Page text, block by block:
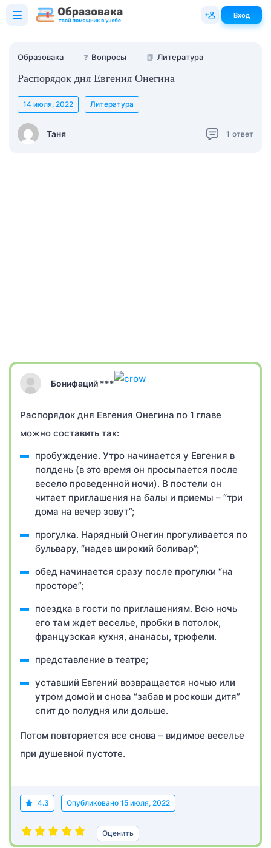
Образовака ❓ Вопросы 📗 Литература
Распорядок дня Евгения Онегина
Таня
14 июля, 2022 Литература
1 ответ
Бонифаций ***
Распорядок дня Евгения Онегина по 1 главе
можно составить так:
пробуждение. Утро начинается у Евгения в
полдень (в это время он просыпается после
весело проведенной ночи). В постели он
читает приглашения на балы и приемы – “три
дома на вечер зовут”;
прогулка. Нарядный Онегин прогуливается по
бульвару, “надев широкий боливар”;
обед начинается сразу после прогулки “на
просторе”;
поездка в гости по приглашениям. Всю ночь
его там ждет веселье, пробки в потолок,
французская кухня, ананасы, трюфели.
представление в театре;
уставший Евгений возвращается ночью или
утром домой и снова “забав и роскоши дитя”
спит до полудня или дольше.
Потом повторяется все снова – видимое веселье
при душевной пустоте.
4.3 Опубликовано 15 июля, 2022
Оценить
Вход